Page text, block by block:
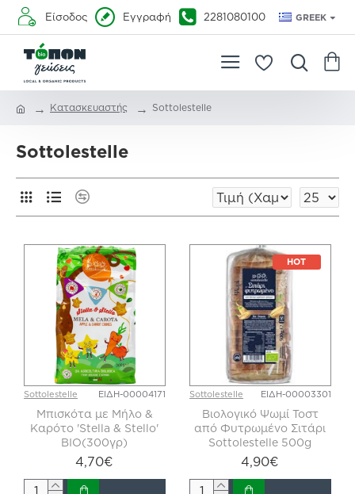
Είσοδος Εγγραφή 2281080100 GREEK
Κατασκευαστής Sottolestelle
Sottolestelle
Sottolestelle ΕΙΔΗ-00004171
Μπισκότα με Μήλο &
Καρότο 'Stella & Stello'
ΒΙΟ(300γρ)
4,70€
HOT
Sottolestelle ΕΙΔΗ-00003301
Βιολογικό Ψωμί Τοστ
από Φυτρωμένο Σιτάρι
Sottolestelle 500g
4,90€